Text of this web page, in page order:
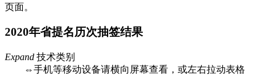
页面。
2020年省提名历次抽签结果
Expand 技术类别
⇔手机等移动设备请横向屏幕查看，或左右拉动表格